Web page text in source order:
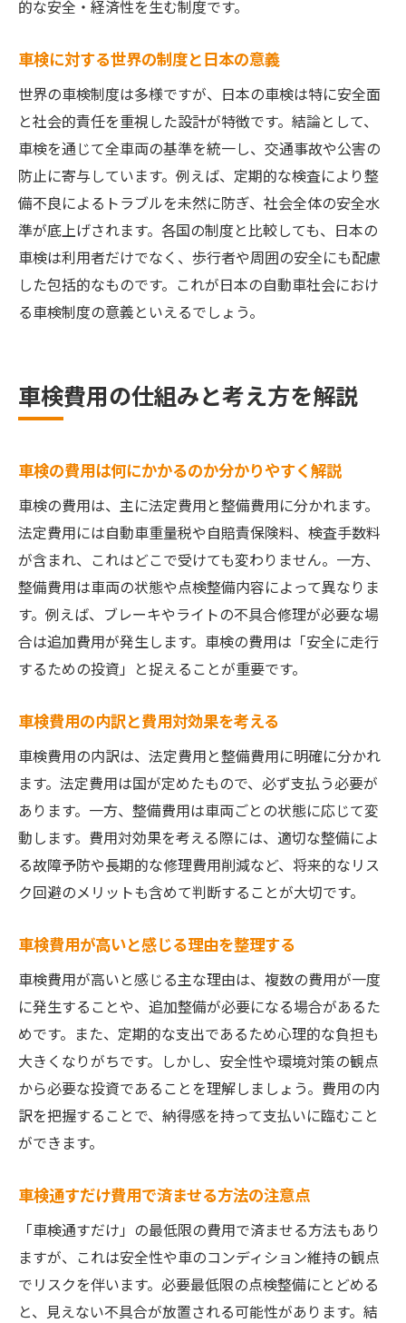
的な安全・経済性を生む制度です。
車検に対する世界の制度と日本の意義
世界の車検制度は多様ですが、日本の車検は特に安全面
と社会的責任を重視した設計が特徴です。結論として、
車検を通じて全車両の基準を統一し、交通事故や公害の
防止に寄与しています。例えば、定期的な検査により整
備不良によるトラブルを未然に防ぎ、社会全体の安全水
準が底上げされます。各国の制度と比較しても、日本の
車検は利用者だけでなく、歩行者や周囲の安全にも配慮
した包括的なものです。これが日本の自動車社会におけ
る車検制度の意義といえるでしょう。
車検費用の仕組みと考え方を解説
車検の費用は何にかかるのか分かりやすく解説
車検の費用は、主に法定費用と整備費用に分かれます。
法定費用には自動車重量税や自賠責保険料、検査手数料
が含まれ、これはどこで受けても変わりません。一方、
整備費用は車両の状態や点検整備内容によって異なりま
す。例えば、ブレーキやライトの不具合修理が必要な場
合は追加費用が発生します。車検の費用は「安全に走行
するための投資」と捉えることが重要です。
車検費用の内訳と費用対効果を考える
車検費用の内訳は、法定費用と整備費用に明確に分かれ
ます。法定費用は国が定めたもので、必ず支払う必要が
あります。一方、整備費用は車両ごとの状態に応じて変
動します。費用対効果を考える際には、適切な整備によ
る故障予防や長期的な修理費用削減など、将来的なリス
ク回避のメリットも含めて判断することが大切です。
車検費用が高いと感じる理由を整理する
車検費用が高いと感じる主な理由は、複数の費用が一度
に発生することや、追加整備が必要になる場合があるた
めです。また、定期的な支出であるため心理的な負担も
大きくなりがちです。しかし、安全性や環境対策の観点
から必要な投資であることを理解しましょう。費用の内
訳を把握することで、納得感を持って支払いに臨むこと
ができます。
車検通すだけ費用で済ませる方法の注意点
「車検通すだけ」の最低限の費用で済ませる方法もあり
ますが、これは安全性や車のコンディション維持の観点
でリスクを伴います。必要最低限の点検整備にとどめる
と、見えない不具合が放置される可能性があります。結